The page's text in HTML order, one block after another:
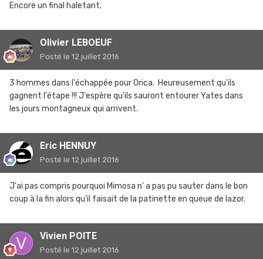
Encore un final haletant.
Olivier LEBOEUF
Posté le 12 juillet 2016
3 hommes dans l'échappée pour Orica. Heureusement qu'ils
gagnent l'étape !!! J'espère qu'ils sauront entourer Yates dans
les jours montagneux qui arrivent.
Eric HENNUY
Posté le 12 juillet 2016
J'ai pas compris pourquoi Mimosa n' a pas pu sauter dans le bon
coup à la fin alors qu'il faisait de la patinette en queue de lazor.
Vivien POITE
Posté le 12 juillet 2016